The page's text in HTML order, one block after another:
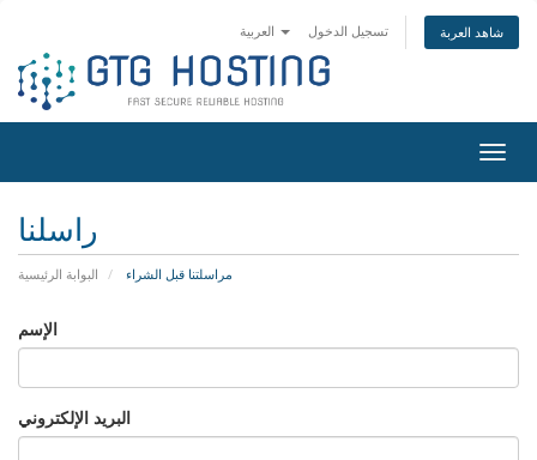
تسجيل الدخول شاهد العربة
راسلنا
البوابة الرئيسية مراسلتنا قبل الشراء
الإسم
البريد الإلكتروني